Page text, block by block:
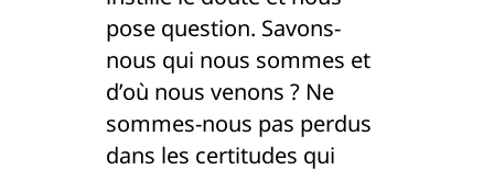
pose question. Savons-
nous qui nous sommes et
d’où nous venons ? Ne
sommes-nous pas perdus
dans les certitudes qui